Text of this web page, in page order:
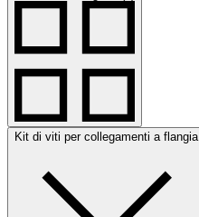
Kit di viti per collegamenti a flangia